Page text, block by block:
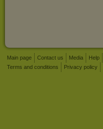
Main page Contact us Media Help
Terms and conditions
Privacy policy